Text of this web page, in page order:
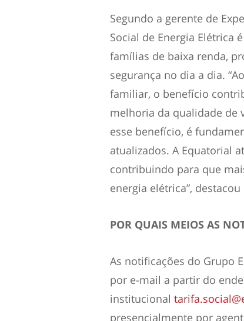
Segundo a gerente de
Social de Energia Elétrica
famílias de baixa renda,
segurança no dia a dia.
familiar, o benefício
melhoria da qualidade de
esse benefício, é
atualizados. A Equatorial
contribuindo para que
energia elétrica”, destacou
POR QUAIS MEIOS AS
As notificações do Grupo
por e-mail a partir do
institucional
presencialmente por